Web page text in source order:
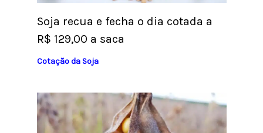
Soja recua e fecha o dia cotada a
R$ 129,00 a saca
Cotação da Soja